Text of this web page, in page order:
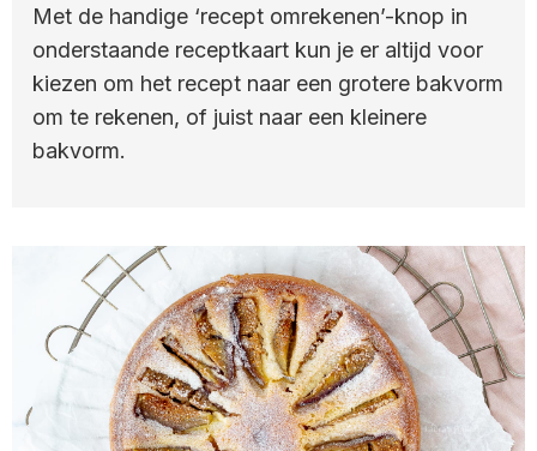
Met de handige ‘recept omrekenen’-knop in
onderstaande receptkaart kun je er altijd voor
kiezen om het recept naar een grotere bakvorm
om te rekenen, of juist naar een kleinere
bakvorm.